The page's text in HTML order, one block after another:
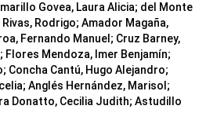
Govea, Laura Alicia; del Monte
Rodrigo; Amador Magaña,
Fernando Manuel ; Cruz Barney,
; Flores Mendoza, Imer Benjamín;
; Concha Cantú, Hugo Alejandro;
; Anglés Hernández, Marisol ;
Donatto, Cecilia Judith; Astudillo